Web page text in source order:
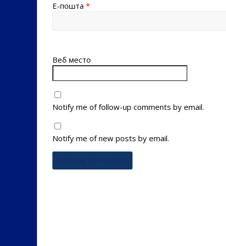
Е-пошта *
Веб место
Notify me of follow-up comments by email.
Notify me of new posts by email.